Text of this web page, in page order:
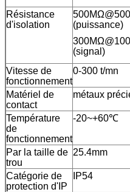
Résistance
d'isolation
(puissance)
(signal)
Vitesse de
fonctionnement
0-300 t/mn
Matériel de
contact
métaux
Température
de
fonctionnement
-20~+60℃
Par la taille de
trou
25.4mm
Catégorie de
protection d'IP
IP54